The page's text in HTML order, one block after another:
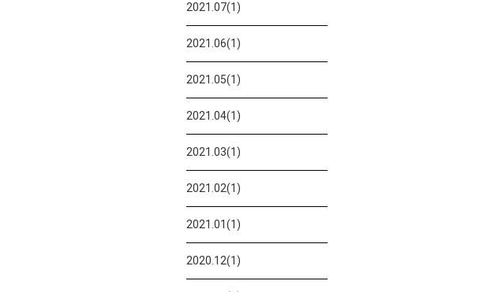
2021.07(1)
2021.06(1)
2021.05(1)
2021.04(1)
2021.03(1)
2021.02(1)
2021.01(1)
2020.12(1)